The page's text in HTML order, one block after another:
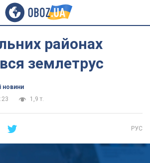
районах
землетрус
новини
1,9 т.
РУС